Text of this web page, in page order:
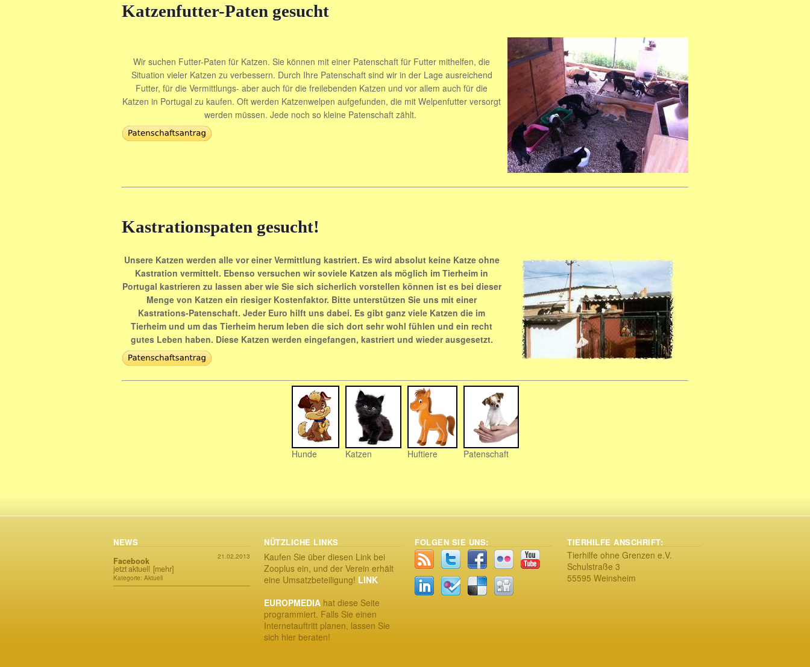
Katzenfutter-Paten gesucht
Wir suchen Futter-Paten für Katzen. Sie können mit einer Patenschaft für Futter mithelfen, die
Situation vieler Katzen zu verbessern. Durch Ihre Patenschaft sind wir in der Lage ausreichend
Futter, für die Vermittlungs- aber auch für die freilebenden Katzen und vor allem auch für die
Katzen in Portugal zu kaufen. Oft werden Katzenwelpen aufgefunden, die mit Welpenfutter versorgt
werden müssen. Jede noch so kleine Patenschaft zählt.
Kastrationspaten gesucht!
Unsere Katzen werden alle vor einer Vermittlung kastriert. Es wird absolut keine Katze ohne
Kastration vermittelt. Ebenso versuchen wir soviele Katzen als möglich im Tierheim in
Portugal kastrieren zu lassen aber wie Sie sich sicherlich vorstellen können ist es bei dieser
Menge von Katzen ein riesiger Kostenfaktor. Bitte unterstützen Sie uns mit einer
Kastrations-Patenschaft. Jeder Euro hilft uns dabei. Es gibt ganz viele Katzen die im
Tierheim und um das Tierheim herum leben die sich dort sehr wohl fühlen und ein recht
gutes Leben haben. Diese Katzen werden eingefangen, kastriert und wieder ausgesetzt.
Hunde Katzen Huftiere Patenschaft
NEWS
21.02.2013
Facebook
jetzt aktuell [mehr]
Kategorie: Aktuell
NÜTZLICHE LINKS
Kaufen Sie über diesen Link bei
Zooplus ein, und der Verein erhält
eine Umsatzbeteiligung! LINK
EUROPMEDIA hat diese Seite
programmiert. Falls Sie einen
Internetauftritt planen, lassen Sie
sich hier beraten!
FOLGEN SIE UNS: TIERHILFE ANSCHRIFT:
Tierhilfe ohne Grenzen e.V.
Schulstraße 3
55595 Weinsheim